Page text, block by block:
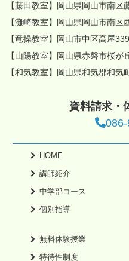
【藤田教室】岡山県岡山市南区
【灘崎教室】岡山県岡山市南区
【竜操教室】岡山市中区高屋
【山陽教室】岡山県赤磐市桜が
【和気教室】岡山県和気郡和気
資料請求・
HOME
講師紹介
中学部コース
個別指導
無料体験授業
特待性制度